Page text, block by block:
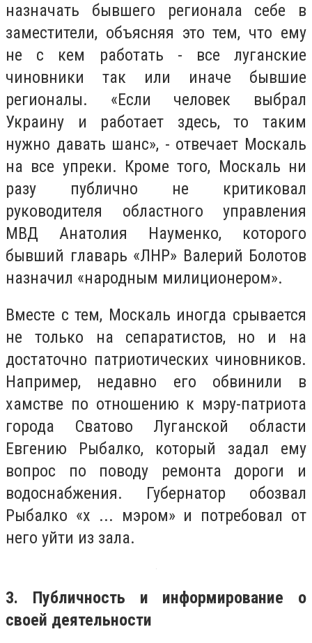
назначать бывшего регионала себе в
заместители, объясняя это тем, что ему
не с кем работать - все луганские
чиновники так или иначе бывшие
регионалы. «Если человек выбрал
Украину и работает здесь, то таким
нужно давать шанс», - отвечает Москаль
на все упреки. Кроме того, Москаль ни
разу публично не критиковал
руководителя областного управления
МВД Анатолия Науменко, которого
бывший главарь «ЛНР» Валерий Болотов
назначил «народным милиционером».
Вместе с тем, Москаль иногда срывается
не только на сепаратистов, но и на
достаточно патриотических чиновников.
Например, недавно его обвинили в
хамстве по отношению к мэру-патриота
города Сватово Луганской области
Евгению Рыбалко, который задал ему
вопрос по поводу ремонта дороги и
водоснабжения. Губернатор обозвал
Рыбалко «х ... мэром» и потребовал от
него уйти из зала.
3. Публичность и информирование о
своей деятельности